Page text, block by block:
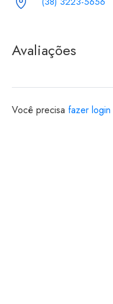
Avaliações
Você precisa fazer login